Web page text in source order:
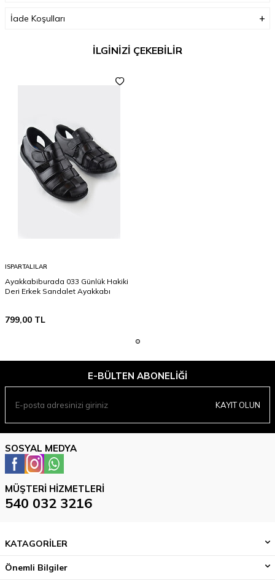
GÜNLÜK KULLANIM
İÇİN OLDUKÇA
İDEALDİR..TABAN
ÖZELLİĞİNE SAHİPTİR.
ADINIZA FATURALI
GÖNDERİM
İade Koşulları
İLGİNİZİ ÇEKEBİLİR
ISPARTALILAR
Ayakkabiburada 033 Günlük Hakiki
Deri Erkek Sandalet Ayakkabı
799,00 TL
E-BÜLTEN ABONELIĞI
KAYIT OLUN
SOSYAL MEDYA
MÜŞTERI HIZMETLERI
540 032 3216
KATAGORİLER
Önemli Bilgiler